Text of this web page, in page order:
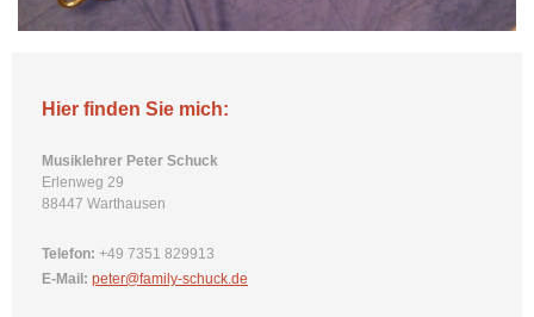
Hier finden Sie mich:
Musiklehrer Peter Schuck
Erlenweg 29
88447 Warthausen
Telefon: +49 7351 829913
E-Mail: peter@family-schuck.de